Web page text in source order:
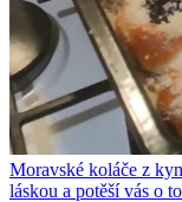
Moravské koláče z
láskou a potěší vás o